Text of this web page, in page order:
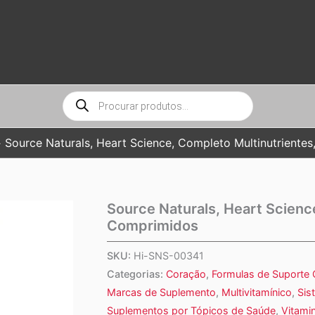
Pesquisar
produtos
Source Naturals, Heart Science, Completo
Source Naturals, Heart
Comprimidos
SKU: Hi-SNS-00341
Categorias: Coração, Formulas de Suporte
Marcas de Suplemento, Multivitamínico,
Suplementos por Tópicos de Saúde,